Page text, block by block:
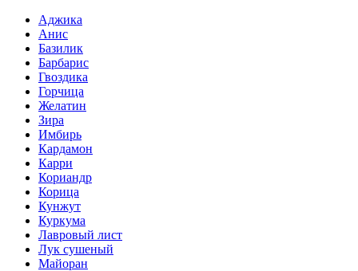
Аджика
Анис
Базилик
Барбарис
Гвоздика
Горчица
Желатин
Зира
Имбирь
Кардамон
Карри
Кориандр
Корица
Кунжут
Куркума
Лавровый лист
Лук сушеный
Майоран